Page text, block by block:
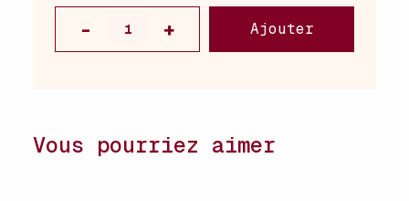
Ajouter
Vous pourriez aimer